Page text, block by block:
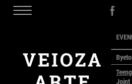
Joint